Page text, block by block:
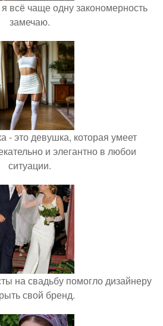
всё чаще одну закономерность
замечаю.
- это девушка, которая умеет
и элегантно в любои
ситуации.
на свадьбу помогло дизайнеру
свой бренд.